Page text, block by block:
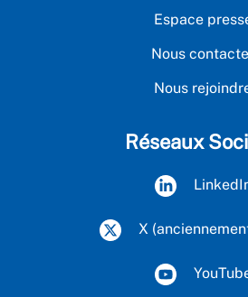
Espace
Nous
Nous
Réseaux
X